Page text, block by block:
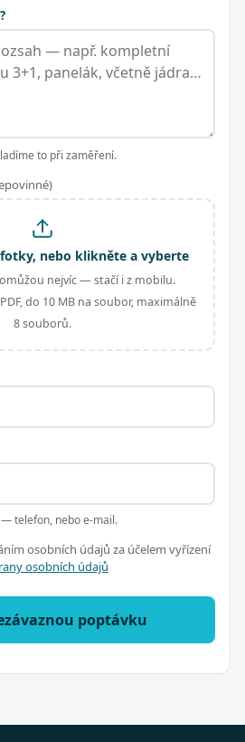
to při zaměření.
nebo klikněte a vyberte
nejvíc — stačí i z mobilu.
do 10 MB na soubor, maximálně
8 souborů.
— telefon, nebo e-mail.
osobních údajů za účelem vyřízení
osobních údajů
poptávku